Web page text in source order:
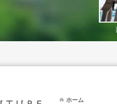
ホーム